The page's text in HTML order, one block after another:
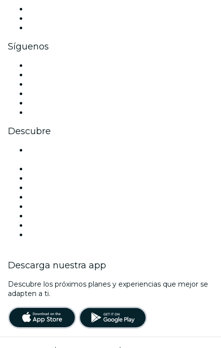
Síguenos
Descubre
Descarga nuestra app
Descubre los próximos planes y experiencias que mejor se
adapten a ti.